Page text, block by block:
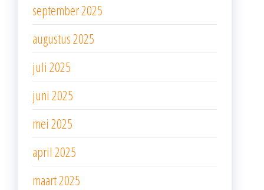
september 2025
augustus 2025
juli 2025
juni 2025
mei 2025
april 2025
maart 2025